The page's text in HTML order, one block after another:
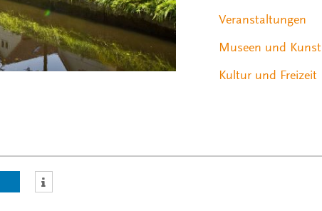
Veranstaltungen
Museen und Kunst
Kultur und Freizeit